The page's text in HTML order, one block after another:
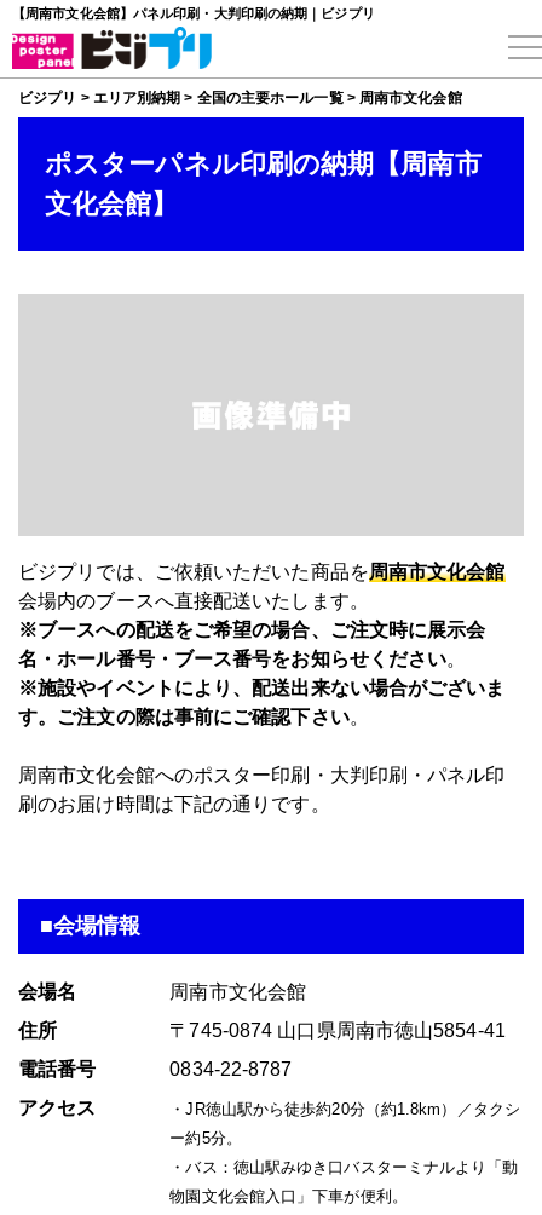
【周南市文化会館】パネル印刷・大判印刷の納期｜ビジプリ
ビジプリ > エリア別納期 > 全国の主要ホール一覧> 周南市文化会館
ポスターパネル印刷の納期【周南市
文化会館】
ビジプリでは、ご依頼いただいた商品を周南市文化会館
会場内のブースへ直接配送いたします。
※ブースへの配送をご希望の場合、ご注文時に展示会
名・ホール番号・ブース番号をお知らせください。
※施設やイベントにより、配送出来ない場合がございま
す。ご注文の際は事前にご確認下さい。
周南市文化会館へのポスター印刷・大判印刷・パネル印
刷のお届け時間は下記の通りです。
■会場情報
会場名
周南市文化会館
住所
〒745-0874 山口県周南市徳山5854-41
電話番号
0834-22-8787
アクセス
・JR徳山駅から徒歩約20分（約1.8km）／タクシ
ー約5分。
・バス：徳山駅みゆき口バスターミナルより「動
物園文化会館入口」下車が便利。